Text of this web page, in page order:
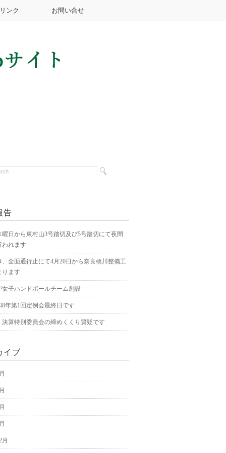
リンク お問い合せ
告
曜日から東村山3号踏切及び5号踏切にて夜間
われます
、全面通行止にて4月20日から奈良橋川整備工
ります
女子ハンドボールチーム創設
8年第1回定例会最終日です
決算特別委員会の締めくくり質疑です
イブ
月